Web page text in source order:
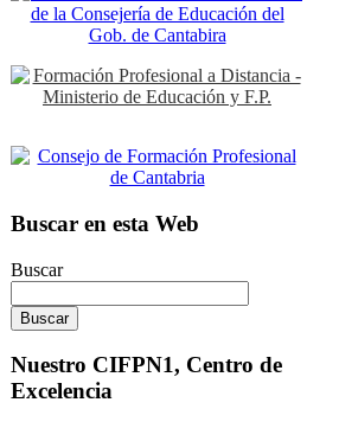
Buscar en esta Web
Buscar
Nuestro CIFPN1, Centro de
Excelencia